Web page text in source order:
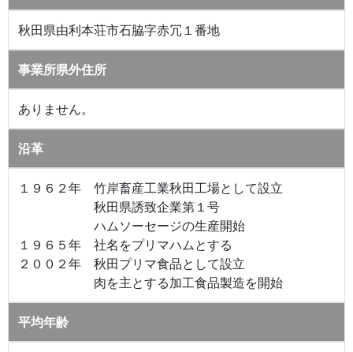
秋田県由利本荘市石脇字赤冗１番地
事業所県外住所
ありません。
沿革
１９６２年 竹岸畜産工業秋田工場として設立
秋田県誘致企業第１号
ハムソーセージの生産開始
１９６５年 社名をプリマハムとする
２００２年 秋田プリマ食品として設立
肉を主とする加工食品製造を開始
平均年齢